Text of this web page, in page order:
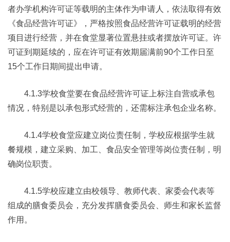
者办学机构许可证等载明的主体作为申请人，依法取得有效
《食品经营许可证》，严格按照食品经营许可证载明的经营
项目进行经营，并在食堂显著位置悬挂或者摆放许可证。许
可证到期延续的，应在许可证有效期届满前90个工作日至
15个工作日期间提出申请。
4.1.3学校食堂要在食品经营许可证上标注自营或承包
情况，特别是以承包形式经营的，还需标注承包企业名称。
4.1.4学校食堂应建立岗位责任制，学校应根据学生就
餐规模，建立采购、加工、食品安全管理等岗位责任制，明
确岗位职责。
4.1.5学校应建立由校领导、教师代表、家委会代表等
组成的膳食委员会，充分发挥膳食委员会、师生和家长监督
作用。